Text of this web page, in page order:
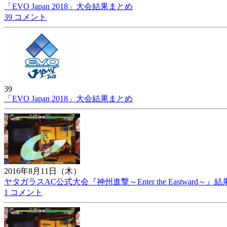
「EVO Japan 2018」大会結果まとめ
39 コメント
39
「EVO Japan 2018」大会結果まとめ
2016年8月11日（木）
ヤタガラスAC公式大会『神州進撃～Enter the Eastward～』
1 コメント